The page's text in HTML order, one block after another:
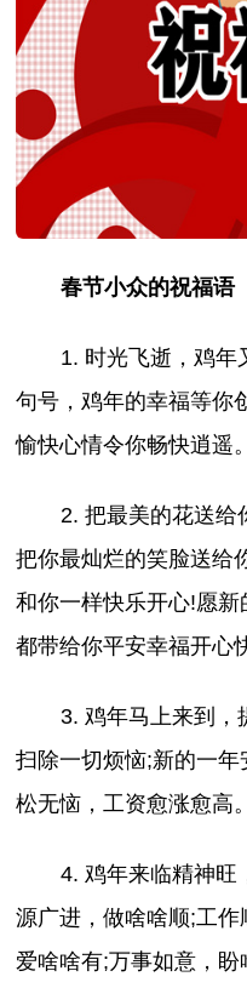
春节小众的祝福语
1. 时光飞逝，鸡年
句号，鸡年的幸福等你
愉快心情令你畅快逍遥
2. 把最美的花送给
把你最灿烂的笑脸送给
和你一样快乐开心!愿
都带给你平安幸福开心
3. 鸡年马上来到，
扫除一切烦恼;新的一
松无恼，工资愈涨愈高
4. 鸡年来临精神旺
源广进，做啥啥顺;工作
爱啥啥有;万事如意，